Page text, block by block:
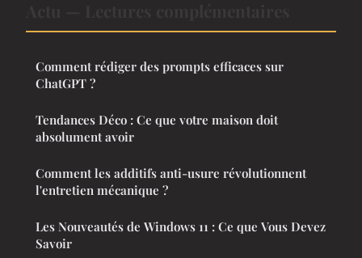
Comment rédiger des prompts efficaces sur
ChatGPT ?
Tendances Déco : Ce que votre maison doit
absolument avoir
Comment les additifs anti-usure révolutionnent
l'entretien mécanique ?
Les Nouveautés de Windows 11 : Ce que Vous Devez
Savoir